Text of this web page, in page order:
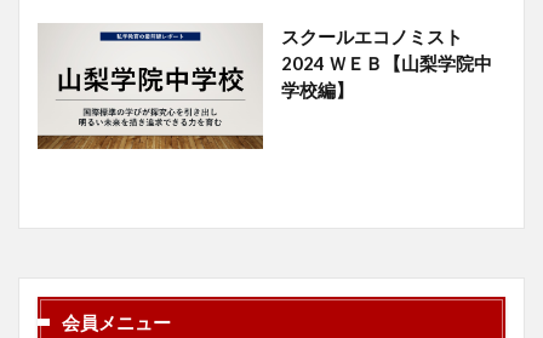
スクールエコノミスト
2024 ＷＥＢ【山梨学院中
学校編】
会員メニュー